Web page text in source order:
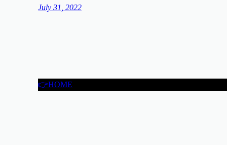
July 31, 2022
👉HOME